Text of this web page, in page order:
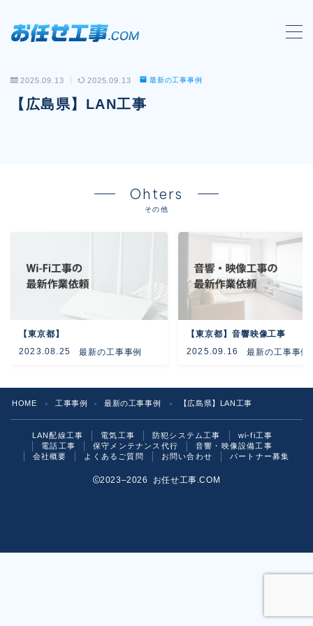
MENU
会社概要
音響・映像設備工事
保守メンテナンス代行
よくあるご質問
2025.09.13 2025.09.13 最新の工事事例
【広島県】LAN工事
Ohters
その他
【東京都】
2023.08.25 最新の工事事例
【東京都】音響映像工事
2025.09.16 最新の工事事例
HOME ＞ 工事事例 ＞ 最新の工事事例 ＞ 【広島県】LAN工事
LAN配線工事 電気工事 防犯システム工事
wi-fi工事
電話工事
保守メンテナンス代行
音響・映像設備工事
会社概要
よくあるご質問 お問い合わせ パートナー募集
2023–2026 お任せ工事.COM